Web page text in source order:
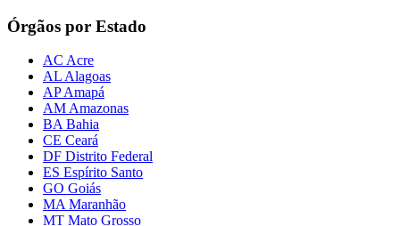
Órgãos por Estado
AC Acre
AL Alagoas
AP Amapá
AM Amazonas
BA Bahia
CE Ceará
DF Distrito Federal
ES Espírito Santo
GO Goiás
MA Maranhão
MT Mato Grosso